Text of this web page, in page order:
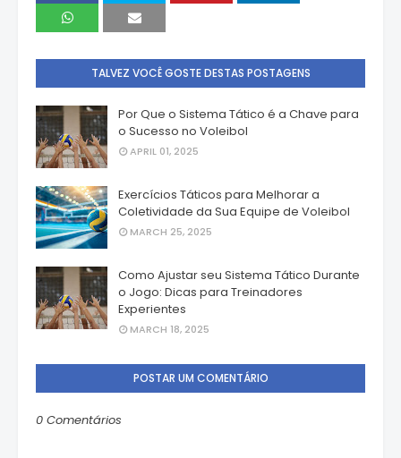
TALVEZ VOCÊ GOSTE DESTAS POSTAGENS
Por Que o Sistema Tático é a Chave para
o Sucesso no Voleibol
APRIL 01, 2025
Exercícios Táticos para Melhorar a
Coletividade da Sua Equipe de Voleibol
MARCH 25, 2025
Como Ajustar seu Sistema Tático Durante
o Jogo: Dicas para Treinadores
Experientes
MARCH 18, 2025
POSTAR UM COMENTÁRIO
0 Comentários